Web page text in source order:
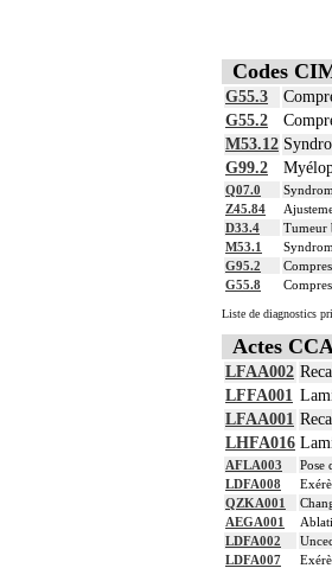
Codes
G55.3
G55.2
M53.12
G99.2
Q07.0
Z45.84
D33.4
Tumeur
M53.1
G95.2
G55.8
Liste de diagnostics
Actes
LFAA002
LFFA001
LFAA001
LHFA016
AFLA003
Pose
LDFA008
QZKA001
AEGA001
LDFA002
LDFA007